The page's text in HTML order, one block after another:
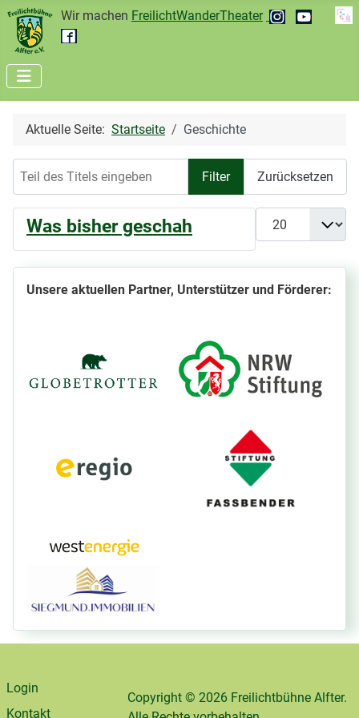
Wir machen FreilichtWanderTheater
Aktuelle Seite: Startseite Geschichte
Filter Zurücksetzen
Anzeige #
Was bisher geschah
Unsere aktuellen Partner, Unterstützer und Förderer:
Login
Kontakt
Copyright © 2026 Freilichtbühne Alfter.